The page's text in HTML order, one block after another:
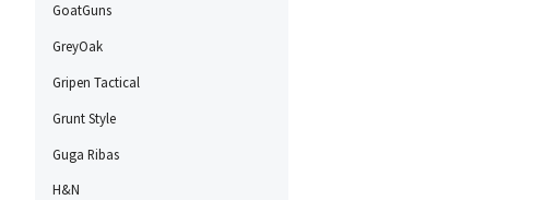
GoatGuns
GreyOak
Gripen Tactical
Grunt Style
Guga Ribas
H&N